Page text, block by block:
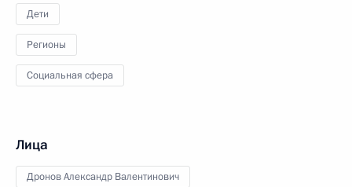
Дети
Регионы
Социальная сфера
Лица
Дронов Александр Валентинович